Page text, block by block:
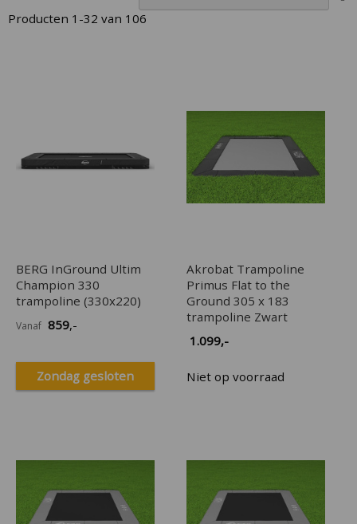
Producten 1 -32 van 106
BERG InGround Ultim
Champion 330
trampoline (330x220)
Vanaf 859,-
Zondag gesloten
Akrobat Trampoline
Primus Flat to the
Ground 305 x 183
trampoline Zwart
1.099,-
Niet op voorraad